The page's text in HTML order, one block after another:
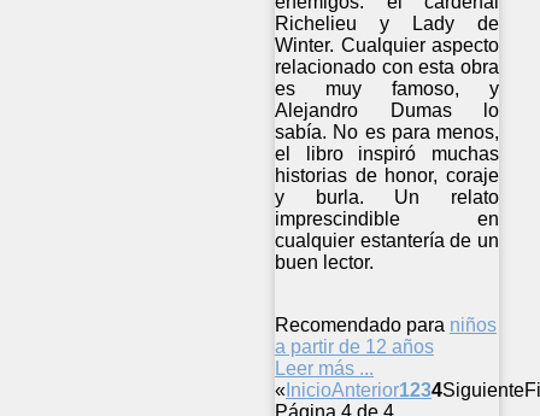
Richelieu y Lady de
Winter. Cualquier aspecto
relacionado con esta obra
es muy famoso, y
Alejandro Dumas lo
sabía. No es para menos,
el libro inspiró muchas
historias de honor, coraje
y burla. Un relato
imprescindible en
cualquier estantería de un
buen lector.
Recomendado para niños
a partir de 12 años
Leer más ...
« InicioAnterior1234Siguiente